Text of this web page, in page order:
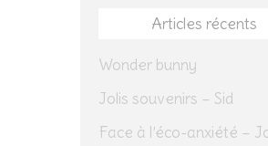
Articles récents
Wonder bunny
Jolis souvenirs – Sid